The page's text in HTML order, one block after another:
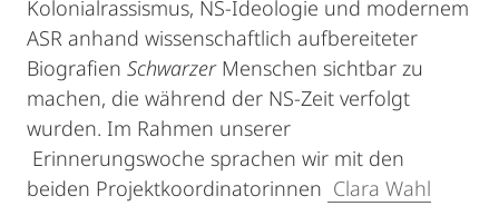
Kolonialrassismus, NS-Ideologie und modernem
ASR anhand wissenschaftlich aufbereiteter
Biografien SchwarzerMenschen sichtbar zu
machen, die während der NS-Zeit verfolgt
wurden. Im Rahmen unserer
Erinnerungswoche sprachen wir mit den
beiden Projektkoordinatorinnen Clara Wahl